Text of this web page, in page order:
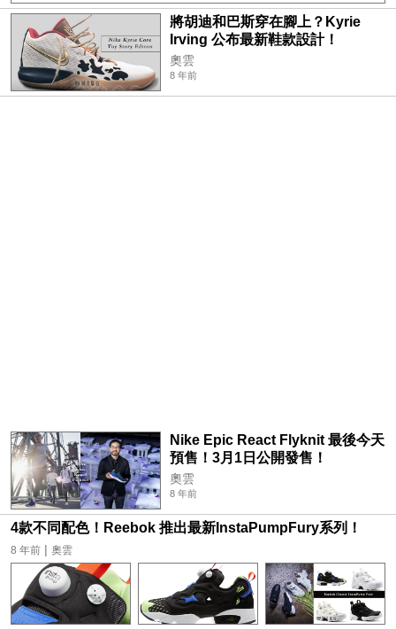
將胡迪和巴斯穿在腳上？Kyrie
Irving 公布最新鞋款設計！
奧雲
8 年前
Nike Epic React Flyknit 最後今天
預售！3月1日公開發售！
奧雲
8 年前
4款不同配色！Reebok 推出最新InstaPumpFury系列！
8 年前 | 奧雲